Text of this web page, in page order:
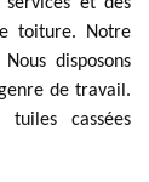
toiture. Notre
disposons
de travail.
cassées